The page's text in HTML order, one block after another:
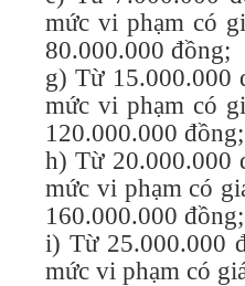
mức vi phạm có
80.000.000 đồng;
g) Từ 15.000.000
mức vi phạm có
120.000.000 đồng;
h) Từ 20.000.000
mức vi phạm có
160.000.000 đồng;
i) Từ 25.000.000
mức vi phạm có